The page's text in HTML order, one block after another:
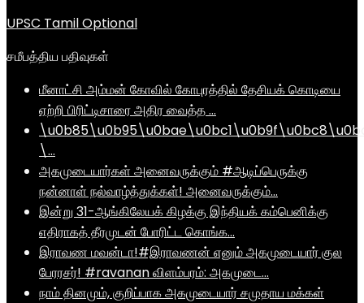
UPSC Tamil Optional
சமீபத்திய பதிவுகள்
மீனாட்சி அம்மன் கோவில் கோபுரத்தில் தேசியக் கொடியை
ஏற்றி பிரிட்டிசாரை அதிர வைத்த …
\…
அகமுடையார்கள் அனைவருக்கும் #ஆடிப்பெருக்கு
நன்னாள் நல்வாழ்த்துக்கள்! அனைவருக்கும்…
இன்று 31-ஆங்கிலேயக் கிழக்கு இந்தியக் கம்பெனிக்கு
எதிராகத் தீரமுடன் போரிட்ட கொங்க…
இராவண மவன்டா!#இராவணன் எனும் அகமுடையார் குல
பேரரசர்! #ravanan விளம்பரம்: அகமுடை…
நாம் தினமும், குறிப்பாக அகமுடையார் சமுதாய மக்கள்